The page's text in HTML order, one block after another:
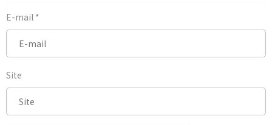
E-mail *
Site